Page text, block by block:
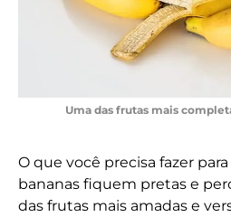
Uma das frutas mais
O que você precisa fazer
bananas fiquem pretas e
das frutas mais amadas e